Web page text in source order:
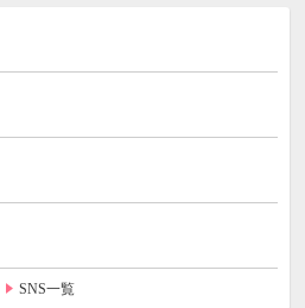
SNS一覧